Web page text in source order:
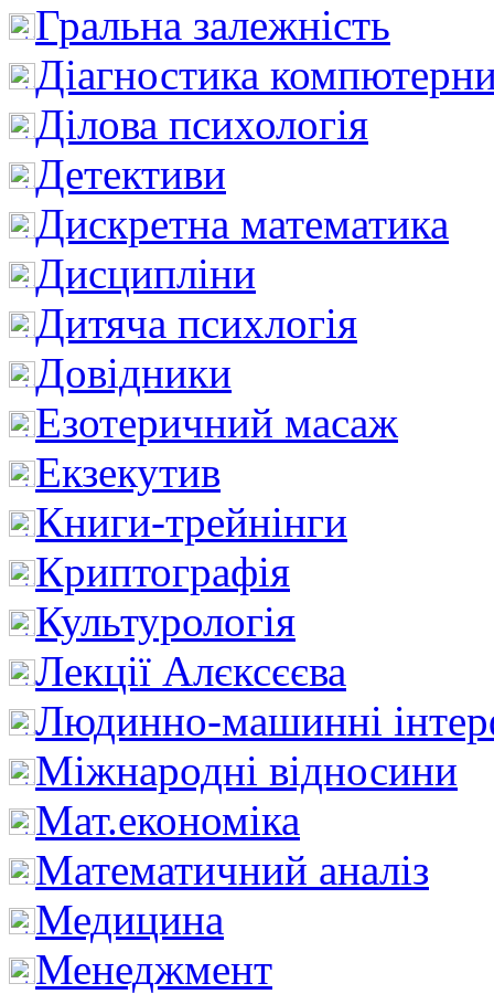
Гральна залежність
Діагностика
Ділова психологія
Детективи
Дискретна математика
Дисципліни
Дитяча психлогія
Довідники
Езотеричний масаж
Екзекутив
Книги-трейнінги
Криптографія
Культурологія
Лекції Алєксєєва
Людинно-машинні
Міжнародні відносини
Мат.економіка
Математичний аналіз
Медицина
Менеджмент